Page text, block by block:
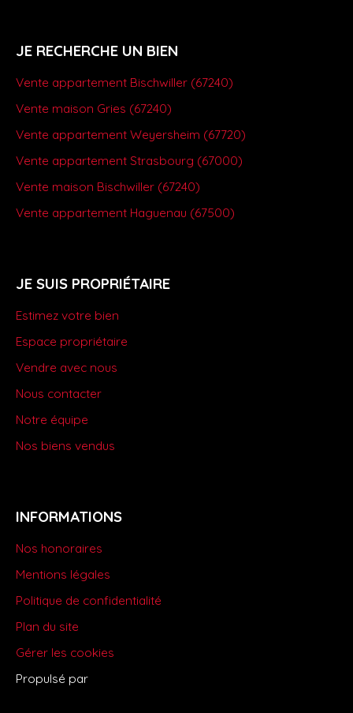
JE RECHERCHE UN BIEN
Vente appartement Bischwiller (67240)
Vente maison Gries (67240)
Vente appartement Weyersheim (67720)
Vente appartement Strasbourg (67000)
Vente maison Bischwiller (67240)
Vente appartement Haguenau (67500)
JE SUIS PROPRIÉTAIRE
Estimez votre bien
Espace propriétaire
Vendre avec nous
Nous contacter
Notre équipe
Nos biens vendus
INFORMATIONS
Nos honoraires
Mentions légales
Politique de confidentialité
Plan du site
Gérer les cookies
Propulsé par